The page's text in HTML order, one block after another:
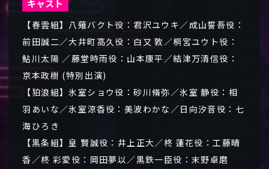
キャスト
【春雲組】八薙バクト役：君沢ユウキ／成山誓吾役：
前田誠二／大井町高久役：白又 敦／桐宮ユウト役：
鮎川太陽 ／藤堂時雨役：山本康平／結津万清信役：
京本政樹 (特別出演)
【狛浪組】氷室ショウ役：砂川脩弥／氷室 静役：相
羽あいな／氷室涼香役：美波わかな／日向汐音役：七
海ひろき
【黒条組】皇 賢誠役：井上正大／柊 蓮花役：工藤晴
香／柊 彩愛役：岡田夢以／黒鉄一臣役：末野卓磨